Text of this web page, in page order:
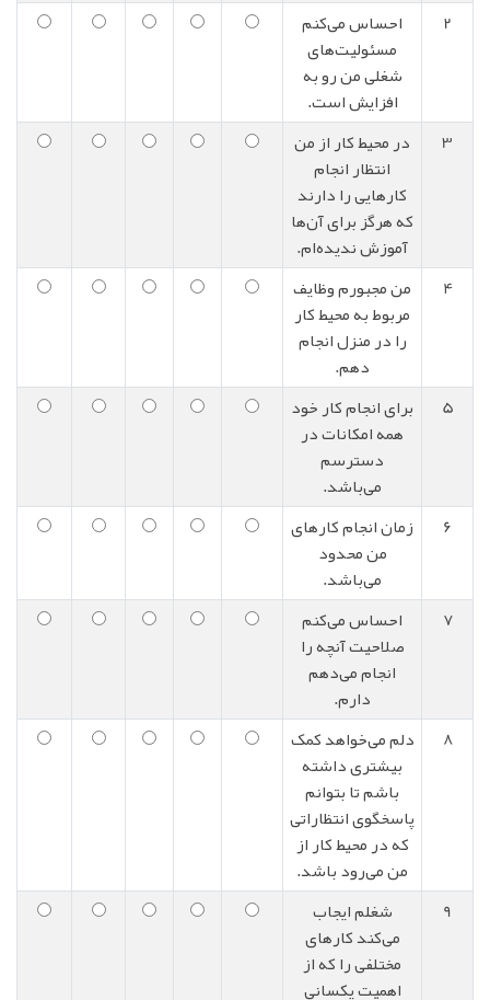
2
احساس می‌کنم
مسئولیت‌های
شغلی من رو به
افزایش است.
3
در محیط کار از من
انتظار انجام
کارهایی را دارند
که هرگز برای آن‌ها
آموزش ندیده‌ام.
4
من مجبورم وظایف
مربوط به محیط کار
را در منزل انجام
دهم.
5
برای انجام کار خود
همه امکانات در
دسترسم
می‌باشد.
6
زمان انجام کارهای
من محدود
می‌باشد.
7
احساس می‌کنم
صلاحیت آنچه را
انجام می‌دهم
دارم.
8
دلم می‌خواهد کمک
بیشتری داشته
باشم تا بتوانم
پاسخگوی انتظاراتی
که در محیط کار از
من می‌رود باشد.
9
شغلم ایجاب
می‌کند کارهای
مختلفی را که از
اهمیت یکسانی